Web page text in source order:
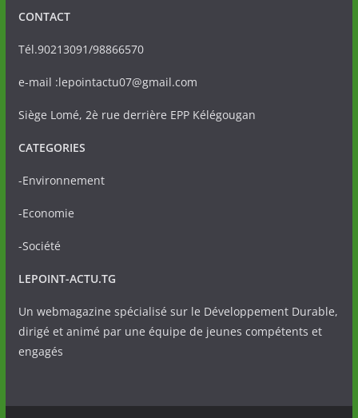
CONTACT
Tél.90213091/98866570
e-mail :lepointactu07@gmail.com
Siège Lomé, 2è rue derrière EPP Kélégougan
CATEGORIES
-Environnement
-Economie
-Société
LEPOINT-ACTU.TG
Un webmagazine spécialisé sur le Développement Durable,
dirigé et animé par une équipe de jeunes compétents et
engagés